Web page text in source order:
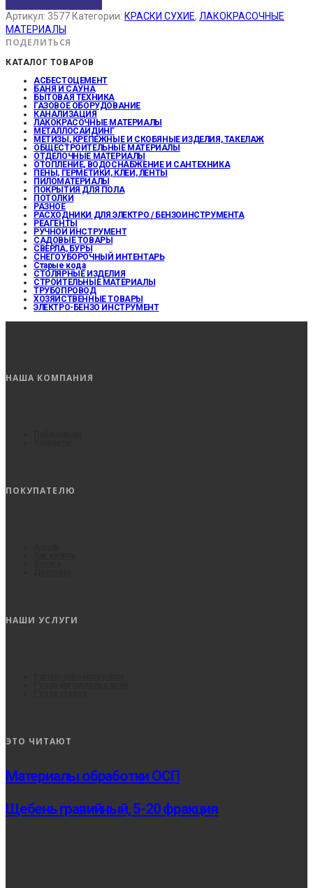
Артикул: 3577 Категории: КРАСКИ СУХИЕ, ЛАКОКРАСОЧНЫЕ
МАТЕРИАЛЫ
ПОДЕЛИТЬСЯ
КАТАЛОГ ТОВАРОВ
АСБЕСТОЦЕМЕНТ
БАНЯ И САУНА
БЫТОВАЯ ТЕХНИКА
ГАЗОВОЕ ОБОРУДОВАНИЕ
КАНАЛИЗАЦИЯ
ЛАКОКРАСОЧНЫЕ МАТЕРИАЛЫ
МЕТАЛЛОСАЙДИНГ
МЕТИЗЫ, КРЕПЕЖНЫЕ И СКОБЯНЫЕ ИЗДЕЛИЯ, ТАКЕЛАЖ
ОБЩЕСТРОИТЕЛЬНЫЕ МАТЕРИАЛЫ
ОТДЕЛОЧНЫЕ МАТЕРИАЛЫ
ОТОПЛЕНИЕ, ВОДОСНАБЖЕНИЕ И САНТЕХНИКА
ПЕНЫ, ГЕРМЕТИКИ, КЛЕИ, ЛЕНТЫ
ПИЛОМАТЕРИАЛЫ
ПОКРЫТИЯ ДЛЯ ПОЛА
ПОТОЛКИ
РАЗНОЕ
РАСХОДНИКИ ДЛЯ ЭЛЕКТРО / БЕНЗОИНСТРУМЕНТА
РЕАГЕНТЫ
РУЧНОЙ ИНСТРУМЕНТ
САДОВЫЕ ТОВАРЫ
СВЕРЛА, БУРЫ
СНЕГОУБОРОЧНЫЙ ИНТЕНТАРЬ
Старые кода
СТОЛЯРНЫЕ ИЗДЕЛИЯ
СТРОИТЕЛЬНЫЕ МАТЕРИАЛЫ
ТРУБОПРОВОД
ХОЗЯЙСТВЕННЫЕ ТОВАРЫ
ЭЛЕКТРО-БЕНЗО ИНСТРУМЕНТ
НАША КОМПАНИЯ
ПОКУПАТЕЛЮ
НАШИ УСЛУГИ
ЭТО ЧИТАЮТ
Материалы обработки ОСП
Щебень гравийный, 5-20 фракция